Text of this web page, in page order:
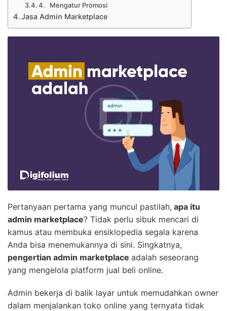
4. Mengatur Promosi
Jasa Admin Marketplace
Pertanyaan pertama yang muncul pastilah, apa itu
admin marketplace? Tidak perlu sibuk mencari di
kamus atau membuka ensiklopedia segala karena
Anda bisa menemukannya di sini. Singkatnya,
pengertian admin marketplace adalah seseorang
yang mengelola platform jual beli online.
Admin bekerja di balik layar untuk memudahkan owner
dalam menjalankan toko online yang ternyata tidak